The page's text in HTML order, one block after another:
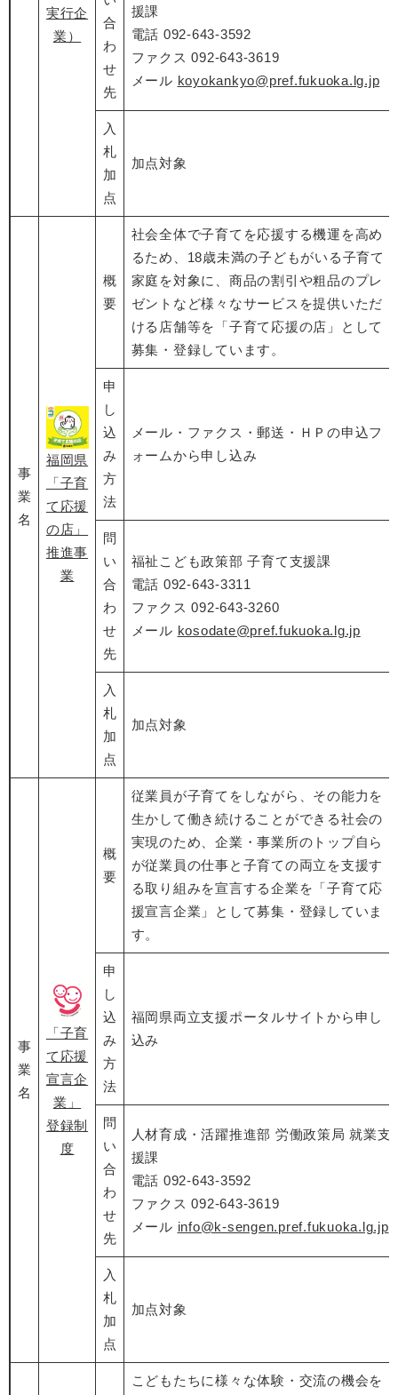
実行企
業）
合
わ
せ
先
援課
電話 092-643-3592
ファクス 092-643-3619
メール koyokankyo​@pref.fukuoka.lg.jp
入
札
加
点
加点対象
事
業
名
​福岡県
「子育
て応援
の店」
推進事
業
概
要
社会全体で子育てを応援する機運を高め
るため、18歳未満の子どもがいる子育て
家庭を対象に、商品の割引や粗品のプレ
ゼントなど様々なサービスを提供いただ
ける店舗等を「子育て応援の店」として
募集・登録しています。
申
し
込
み
方
法
メール・ファクス・郵送・ＨＰの申込フ
ォームから申し込み
問
い
合
わ
せ
先
福祉こども政策部 子育て支援課
電話 092-643-3311
ファクス 092-643-3260
メール kosodate@pref.fukuoka.lg.jp
入
札
加
点
加点対象
事
業
名
「子育
て応援
宣言企
業」
登録制
度
概
要
従業員が子育てをしながら、その能力を
生かして働き続けることができる社会の
実現のため、企業・事業所のトップ自ら
が従業員の仕事と子育ての両立を支援す
る取り組みを宣言する企業を「子育て応
援宣言企業」として募集・登録していま
す。
申
し
込
み
方
法
福岡県両立支援ポータルサイトから申し
込み
問
い
合
わ
せ
先
人材育成・活躍推進部 労働政策局 就業支
援課
電話 092-643-3592
ファクス 092-643-3619
メール info@k-sengen.pref.fukuoka.lg.jp
入
札
加
点
加点対象
こどもたちに様々な体験・交流の機会を